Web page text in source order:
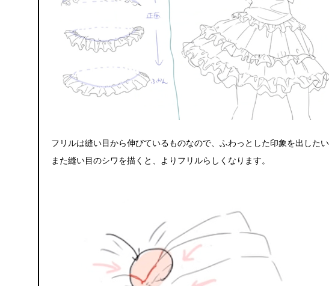
フリルは縫い目から伸びているものなので、ふわっとした印象を出した
また縫い目のシワを描くと、よりフリルらしくなります。